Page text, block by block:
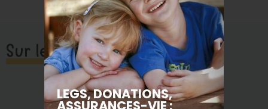
Sur le même sujet